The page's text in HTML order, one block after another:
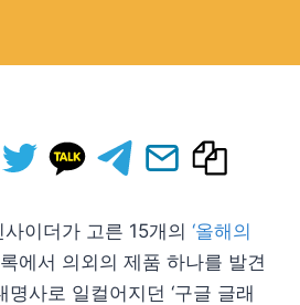
이더가 고른 15개의 ‘올해의
에서 의외의 제품 하나를 발견
사로 일컬어지던 ‘구글 글래